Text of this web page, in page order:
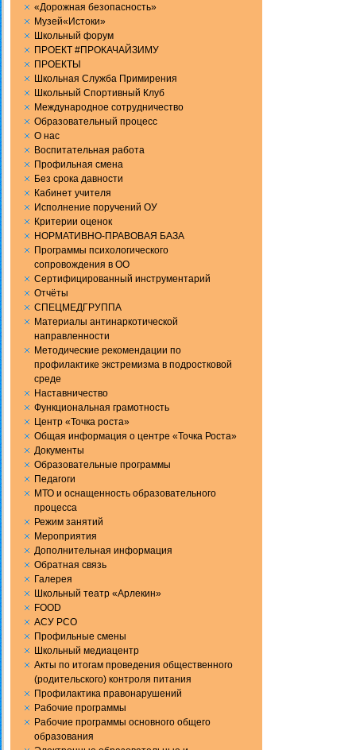
«Дорожная безопасность»
Музей«Истоки»
Школьный форум
ПРОЕКТ #ПРОКАЧАЙЗИМУ
ПРОЕКТЫ
Школьная Служба Примирения
Школьный Спортивный Клуб
Международное сотрудничество
Образовательный процесс
О нас
Воспитательная работа
Профильная смена
Без срока давности
Кабинет учителя
Исполнение поручений ОУ
Критерии оценок
НОРМАТИВНО-ПРАВОВАЯ БАЗА
Программы психологического
сопровождения в ОО
Сертифицированный инструментарий
Отчёты
СПЕЦМЕДГРУППА
Материалы антинаркотической
направленности
Методические рекомендации по
профилактике экстремизма в подростковой
среде
Наставничество
Функциональная грамотность
Центр «Точка роста»
Общая информация о центре «Точка Роста»
Документы
Образовательные программы
Педагоги
МТО и оснащенность образовательного
процесса
Режим занятий
Мероприятия
Дополнительная информация
Обратная связь
Галерея
Школьный театр «Арлекин»
FOOD
АСУ РСО
Профильные смены
Школьный медиацентр
Акты по итогам проведения общественного
(родительского) контроля питания
Профилактика правонарушений
Рабочие программы
Рабочие программы основного общего
образования